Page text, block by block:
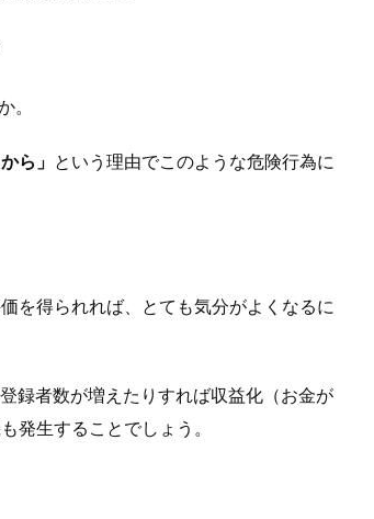
。
ら」 という理由でこのような危険行為に
を得られれば、とても気分がよくなるに
録者数が増えたりすれば収益化（お金が
発生することでしょう。